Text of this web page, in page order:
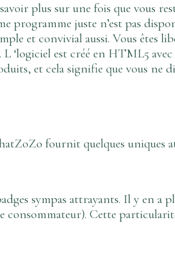
plus sur une fois que vous
juste n’est pas
et convivial aussi. Vous êtes
‘logiciel est créé en HTML5
et cela signifie que vous ne
fournit quelques uniques
sympas attrayants. Il y en a
Cette